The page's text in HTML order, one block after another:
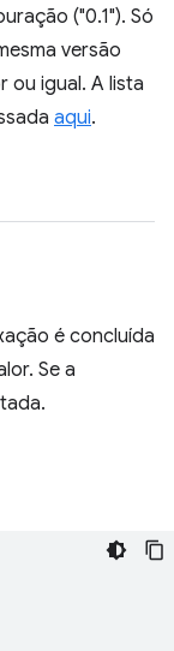
("0.1"). Só
versão
ou igual. A lista
aqui.
é concluída
Se a